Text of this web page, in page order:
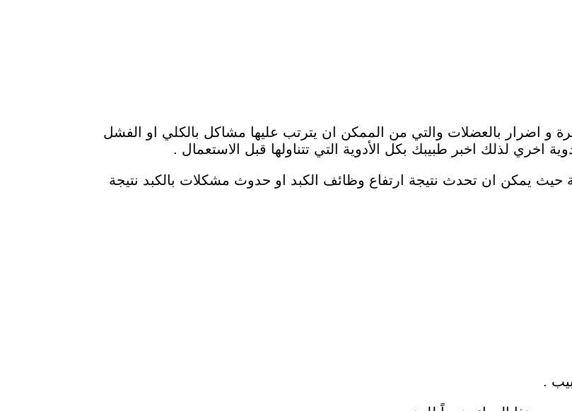
اضرار بالعضلات والتي من الممكن ان يترتب عليها مشاكل بالكلي او الفشل
اخري لذلك اخبر طبيبك بكل الأدوية التي تتناولها قبل الاستعمال .
حيث يمكن ان تحدث نتيجة ارتفاع وظائف الكبد او حدوث مشكلات بالكبد نتيجة
.